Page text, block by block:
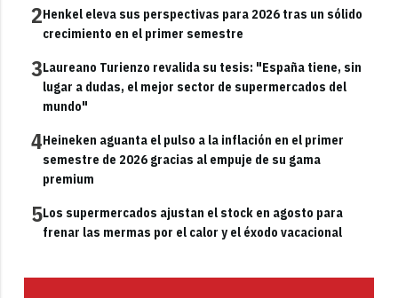
2Henkel eleva sus perspectivas para 2026 tras un sólido
crecimiento en el primer semestre
3Laureano Turienzo revalida su tesis: "España tiene, sin
lugar a dudas, el mejor sector de supermercados del
mundo"
4Heineken aguanta el pulso a la inflación en el primer
semestre de 2026 gracias al empuje de su gama
premium
5Los supermercados ajustan el stock en agosto para
frenar las mermas por el calor y el éxodo vacacional